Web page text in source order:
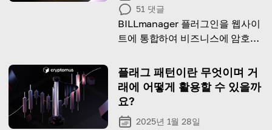
51 댓글
BILLmanager 플러그인을 웹사이
트에 통합하여 비즈니스에 암호화
플래그 패턴이란 무엇이며 거
래에 어떻게 활용할 수 있을까
요?
2025년 1월 28일